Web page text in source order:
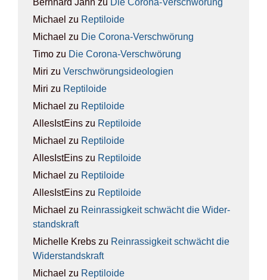
Bernhard Jahn zu Die Coro­na-Ver­schwö­rung
Michael zu Rep­ti­lo­ide
Michael zu Die Coro­na-Ver­schwö­rung
Timo zu Die Coro­na-Ver­schwö­rung
Miri zu Ver­schwö­rungs­ideo­lo­gien
Miri zu Rep­ti­lo­ide
Michael zu Rep­ti­lo­ide
AllesIstEins zu Rep­ti­lo­ide
Michael zu Rep­ti­lo­ide
AllesIstEins zu Rep­ti­lo­ide
Michael zu Rep­ti­lo­ide
AllesIstEins zu Rep­ti­lo­ide
Michael zu Rein­ras­sig­keit schwächt die Wider­
stands­kraft
Michelle Krebs zu Rein­ras­sig­keit schwächt die
Wider­stands­kraft
Michael zu Rep­ti­lo­ide